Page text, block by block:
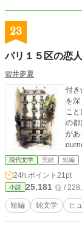
23
パリ１５区の恋人
碧井夢夏
付き
を深く知らない
ことに。 文学が好きな彼女と建
の都
があった。 全編２万字の
現代文学 完結 短編
24h.ポイント 21pt
小説 25,181 位 /
短編 純文学 ヒ